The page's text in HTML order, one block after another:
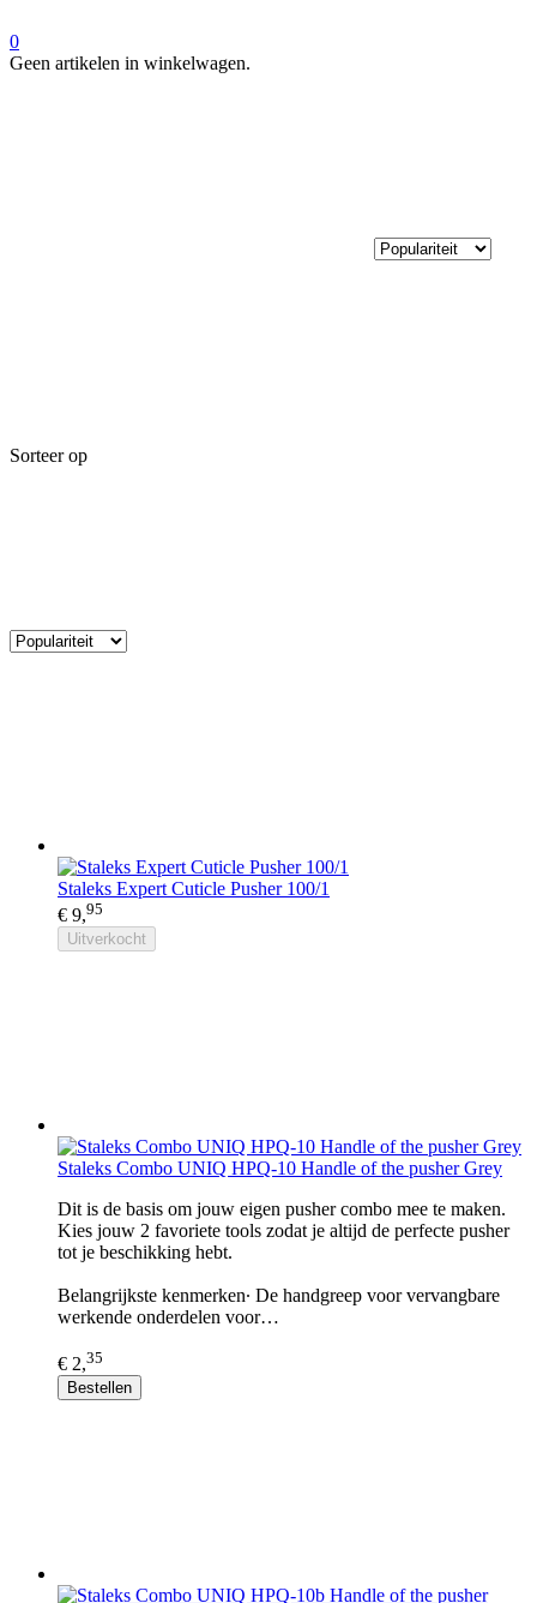
0
Geen artikelen in winkelwagen.
Sorteer op
Staleks Expert Cuticle Pusher 100/1
€ 9,95
Uitverkocht
Staleks Combo UNIQ HPQ-10 Handle of the pusher Grey
Dit is de basis om jouw eigen pusher combo mee te maken.
Kies jouw 2 favoriete tools zodat je altijd de perfecte pusher
tot je beschikking hebt.
Belangrijkste kenmerken∙ De handgreep voor vervangbare
werkende onderdelen voor…
€ 2,35
Bestellen